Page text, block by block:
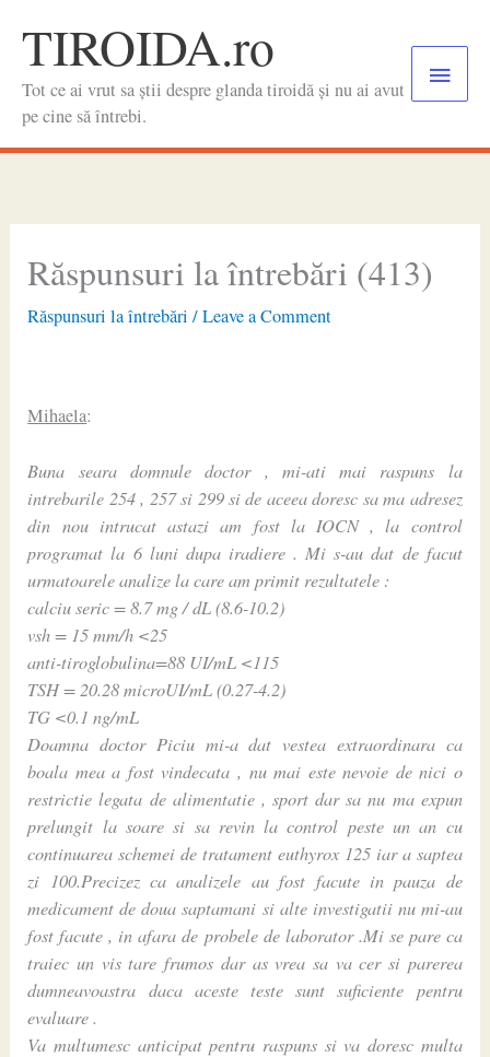
contentTIROIDA.ro
Tot ce ai vrut sa știi despre glanda tiroidă și nu ai avut
pe cine să întrebi.
Main
Răspunsuri la întrebări (413)
Răspunsuri la întrebări /Leave a Comment
Mihaela:
Buna seara domnule doctor , mi-ati mai raspuns la
intrebarile 254 , 257 si 299 si de aceea doresc sa ma adresez
din nou intrucat astazi am fost la IOCN , la control
programat la 6 luni dupa iradiere . Mi s-au dat de facut
urmatoarele analize la care am primit rezultatele :
calciu seric = 8.7 mg / dL (8.6-10.2)
vsh = 15 mm/h <25
anti-tiroglobulina=88 UI/mL <115
TSH = 20.28 microUI/mL (0.27-4.2)
TG <0.1 ng/mL
Doamna doctor Piciu mi-a dat vestea extraordinara ca
boala mea a fost vindecata , nu mai este nevoie de nici o
restrictie legata de alimentatie , sport dar sa nu ma expun
prelungit la soare si sa revin la control peste un an cu
continuarea schemei de tratament euthyrox 125 iar a saptea
zi 100.Precizez ca analizele au fost facute in pauza de
medicament de doua saptamani si alte investigatii nu mi-au
fost facute , in afara de probele de laborator .Mi se pare ca
traiec un vis tare frumos dar as vrea sa va cer si parerea
dumneavoastra daca aceste teste sunt suficiente pentru
evaluare .
Va multumesc anticipat pentru raspuns si va doresc multa